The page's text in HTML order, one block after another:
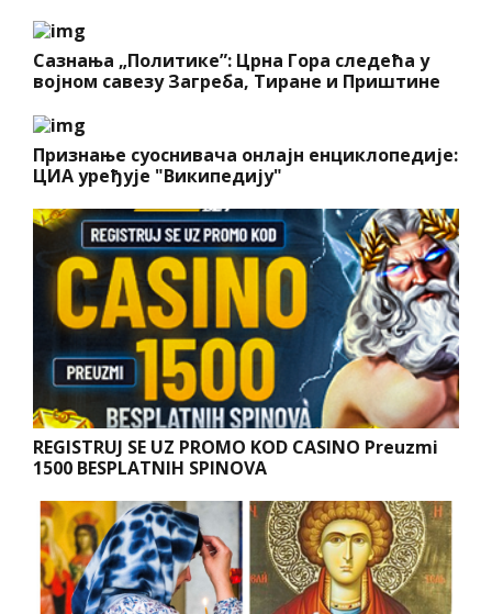
Сазнања „Политике”: Црна Гора следећа у
војном савезу Загреба, Тиране и Приштине
Признање суоснивача онлајн енциклопедије:
ЦИА уређује "Википедију"
REGISTRUJ SE UZ PROMO KOD CASINO Preuzmi
1500 BESPLATNIH SPINOVA